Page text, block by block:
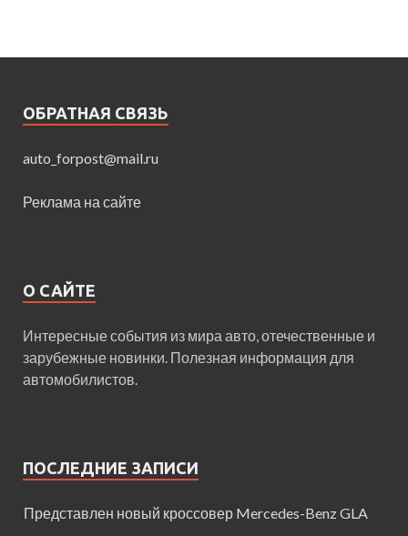
ОБРАТНАЯ СВЯЗЬ
auto_forpost@mail.ru
Реклама на сайте
О САЙТЕ
Интересные события из мира авто, отечественные и
зарубежные новинки. Полезная информация для
автомобилистов.
ПОСЛЕДНИЕ ЗАПИСИ
Представлен новый кроссовер Mercedes-Benz GLA